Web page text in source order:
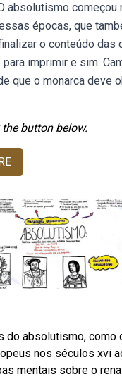
absolutismo
épocas, que
o conteúdo das
imprimir e sim.
que o monarca deve
button below.
do absolutismo, como
nos séculos xvi
mentais sobre o